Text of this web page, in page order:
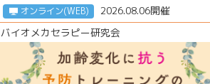
オンライン(WEB)
2026.08.06開催
バイオメカセラピー研究会